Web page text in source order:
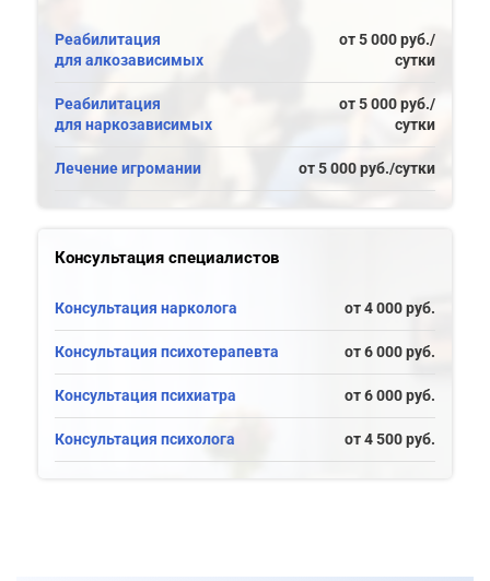
Реабилитация
для алкозависимых
от 5 000 руб./
сутки
Реабилитация
для наркозависимых
от 5 000 руб./
сутки
Лечение игромании от 5 000 руб./сутки
Консультация специалистов
Консультация нарколога от 4 000 руб.
Консультация психотерапевта от 6 000 руб.
Консультация психиатра от 6 000 руб.
Консультация психолога от 4 500 руб.